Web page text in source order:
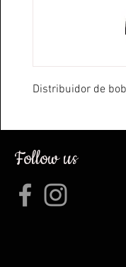
Distribuidor de
Follow us